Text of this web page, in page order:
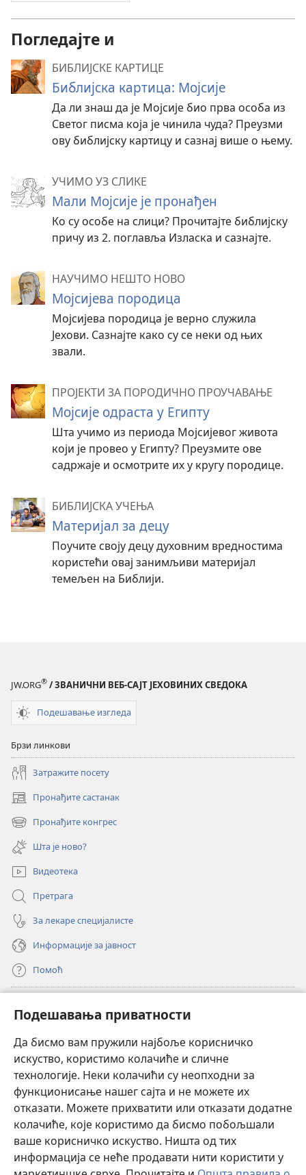
Подешавања приватности
Да бисмо вам пружили најбоље корисничко
искуство, користимо колачиће и сличне
технологије. Неки колачићи су неопходни за
функционисање нашег сајта и не можете их
отказати. Можете прихватити или отказати додатне
колачиће, које користимо да бисмо побољшали
ваше корисничко искуство. Ништа од тих
информација се неће продавати нити користити у
Погледајте и
БИБЛИЈСКЕ КАРТИЦЕ
Библијска картица: Мојсије
Да ли знаш да је Мојсије био прва особа из
Светог писма која је чинила чуда? Преузми
ову библијску картицу и сазнај више о њему.
УЧИМО УЗ СЛИКЕ
Мали Мојсије је пронађен
Ко су особе на слици? Прочитајте библијску
причу из 2. поглавља Изласка и сазнајте.
НАУЧИМО НЕШТО НОВО
Мојсијева породица
Мојсијева породица је верно служила
Јехови. Сазнајте како су се неки од њих
звали.
ПРОЈЕКТИ ЗА ПОРОДИЧНО ПРОУЧАВАЊЕ
Мојсије одраста у Египту
Шта учимо из периода Мојсијевог живота
који је провео у Египту? Преузмите ове
садржаје и осмотрите их у кругу породице.
БИБЛИЈСКА УЧЕЊА
Материјал за децу
Поучите своју децу духовним вредностима
користећи овај занимљиви материјал
темељен на Библији.
JW.ORG® / ЗВАНИЧНИ ВЕБ-САЈТ ЈЕХОВИНИХ СВЕДОКА
Подешавање изгледа
Брзи линкови
Затражите посету
Пронађите састанак
(отвара
нови
прозор)
Пронађите конгрес
(отвара
нови
прозор)
Шта је ново?
Видеотека
Претрага
За лекаре специјалисте
Информације за јавност
Помоћ
(отвара
нови
прозор)ОНЛАЈН БИБЛИОТЕКА Watchtower
(отвара
нови
прозор)JW Hub®
(отвара
нови
прозор)JW Library
Watchtower Library ®